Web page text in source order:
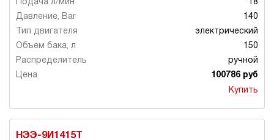
18
140
электрический
150
ручной
100786 руб
Купить
НЭЭ-9И1415Т